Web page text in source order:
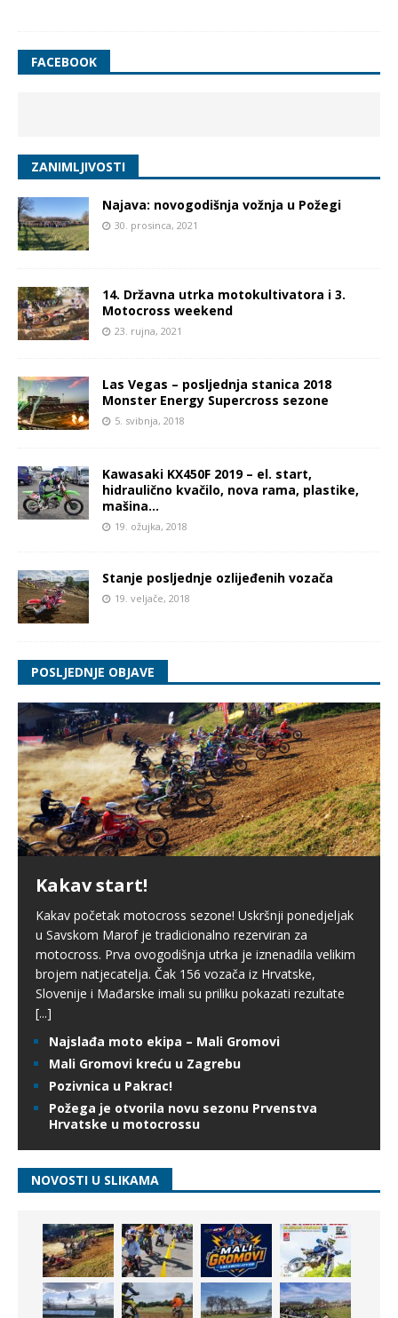
FACEBOOK
ZANIMLJIVOSTI
Najava: novogodišnja vožnja u Požegi
30. prosinca, 2021
14. Državna utrka motokultivatora i 3.
Motocross weekend
23. rujna, 2021
Las Vegas – posljednja stanica 2018
Monster Energy Supercross sezone
5. svibnja, 2018
Kawasaki KX450F 2019 – el. start,
hidraulično kvačilo, nova rama, plastike,
mašina…
19. ožujka, 2018
Stanje posljednje ozlijeđenih vozača
19. veljače, 2018
POSLJEDNJE OBJAVE
Kakav start!
Kakav početak motocross sezone! Uskršnji ponedjeljak
u Savskom Marof je tradicionalno rezerviran za
motocross. Prva ovogodišnja utrka je iznenadila velikim
brojem natjecatelja. Čak 156 vozača iz Hrvatske,
Slovenije i Mađarske imali su priliku pokazati rezultate
[...]
Najslađa moto ekipa – Mali Gromovi
Mali Gromovi kreću u Zagrebu
Pozivnica u Pakrac!
Požega je otvorila novu sezonu Prvenstva
Hrvatske u motocrossu
NOVOSTI U SLIKAMA